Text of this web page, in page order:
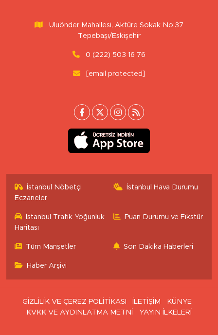
Uluönder Mahallesi, Aktüre Sokak No:37
Tepebaşı/Eskişehir
0 (222) 503 16 76
[email protected]
İstanbul Nöbetçi
Eczaneler
İstanbul Hava Durumu
İstanbul Trafik Yoğunluk
Haritası
Puan Durumu ve Fikstür
Tüm Manşetler Son Dakika Haberleri
Haber Arşivi
GİZLİLİK VE ÇEREZ POLİTİKASI İLETİŞİM
KÜNYE
KVKK VE AYDINLATMA METNİ
YAYIN İLKELERİ